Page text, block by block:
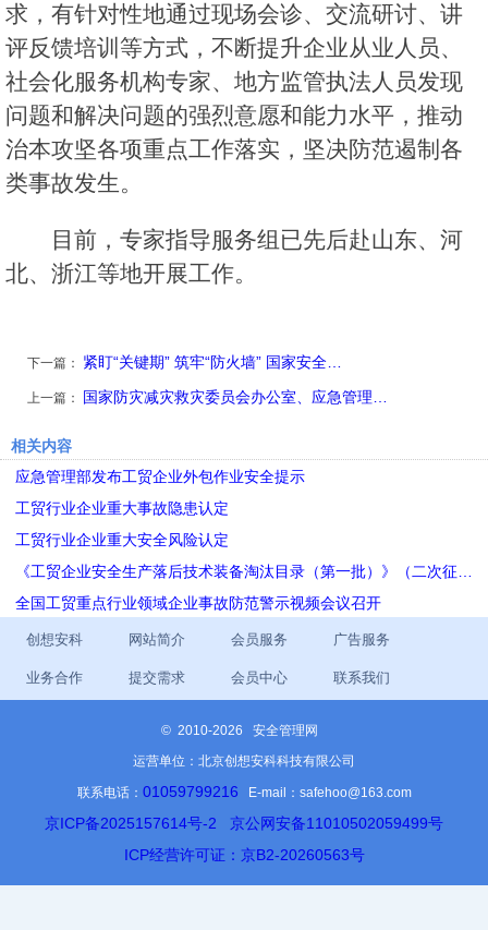
求，有针对性地通过现场会诊、交流研讨、讲
评反馈培训等方式，不断提升企业从业人员、
社会化服务机构专家、地方监管执法人员发现
问题和解决问题的强烈意愿和能力水平，推动
治本攻坚各项重点工作落实，坚决防范遏制各
类事故发生。
目前，专家指导服务组已先后赴山东、河
北、浙江等地开展工作。
下一篇： 紧盯“关键期” 筑牢“防火墙” 国家安全…
上一篇： 国家防灾减灾救灾委员会办公室、应急管理…
相关内容
应急管理部发布工贸企业外包作业安全提示
工贸行业企业重大事故隐患认定
工贸行业企业重大安全风险认定
《工贸企业安全生产落后技术装备淘汰目录（第一批）》（二次征…
全国工贸重点行业领域企业事故防范警示视频会议召开
创想安科 网站简介 会员服务 广告服务
业务合作 提交需求 会员中心 联系我们
© 2010-2026 安全管理网
运营单位：北京创想安科科技有限公司
联系电话： 01059799216 E-mail：safehoo@163.com
京ICP备2025157614号-2
京公网安备11010502059499号
ICP经营许可证：京B2-20260563号